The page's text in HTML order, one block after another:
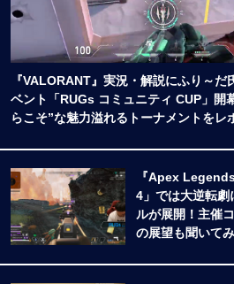
『VALORANT』実況・解説にふり～だ
ベント「RUGs コミュニティ CUP」開
らこそ”な魅力溢れるトーナメントをレ
『Apex
4」では大逆転劇
ルが展開！主催
の展望も聞いて